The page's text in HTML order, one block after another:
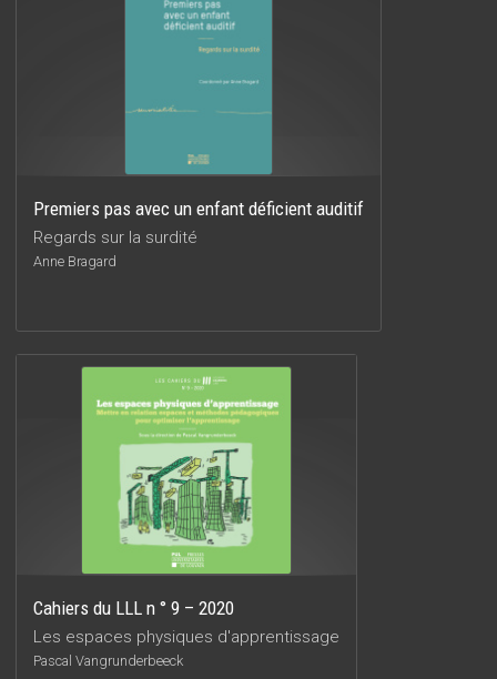
Premiers pas avec un enfant déficient auditif
Regards sur la surdité
Anne Bragard
Cahiers du LLL n ° 9 – 2020
Les espaces physiques d'apprentissage
Pascal Vangrunderbeeck